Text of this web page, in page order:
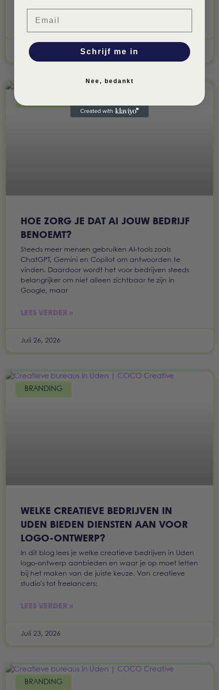
LEES VERDER »
Augustus 3, 2026
HOE ZORG JE DAT AI JOUW BEDRIJF
BENOEMT?
Steeds meer mensen gebruiken AI-tools zoals
ChatGPT, Gemini en Copilot om antwoorden te
vinden. Daardoor wordt het voor bedrijven steeds
belangrijker om niet alleen zichtbaar te zijn in
Google, maar
LEES VERDER »
Juli 26, 2026
BRANDING
WELKE CREATIEVE BEDRIJVEN IN
UDEN BIEDEN DIENSTEN AAN VOOR
LOGO-ONTWERP?
In dit blog lees je welke creatieve bedrijven in Uden
logo-ontwerp aanbieden en waar je op moet letten
bij het maken van de juiste keuze. Van creatieve
studio’s tot freelancers:
LEES VERDER »
Juli 23, 2026
BRANDING
Schrijf me in
Nee, bedankt